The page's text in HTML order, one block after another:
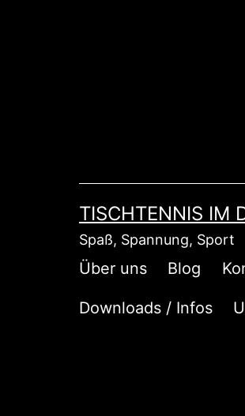
TISCHTENNIS IM
Spaß, Spannung, Sport
Über uns Blog
Downloads / Infos